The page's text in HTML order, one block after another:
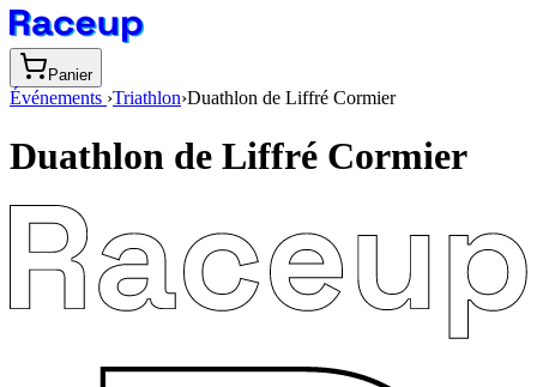
Panier
Événements ›Triathlon›Duathlon de Liffré Cormier
Duathlon de Liffré Cormier